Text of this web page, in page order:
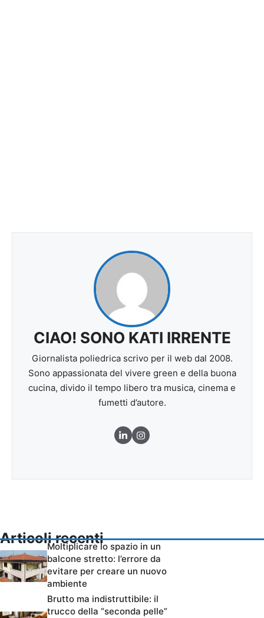
CIAO! SONO KATI IRRENTE
Giornalista poliedrica scrivo per il web dal 2008.
Sono appassionata del vivere green e della buona
cucina, divido il tempo libero tra musica, cinema e
fumetti d’autore.
Articoli recenti
Moltiplicare lo spazio in un
balcone stretto: l’errore da
evitare per creare un nuovo
ambiente
Brutto ma indistruttibile: il
trucco della “seconda pelle”